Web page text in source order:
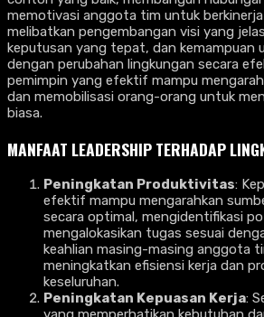
memotivasi anggota tim untuk
melibatkan pengembangan visi yang
keputusan yang tepat, dan kemampuan
dengan perubahan lingkungan secara
pemimpin yang efektif mampu
dan memobilisasi orang-orang untuk
biasa.
MANFAAT LEADERSHIP TERHADAP
Peningkatan Produktivitas:
efektif mampu mengarahkan
secara optimal, mengidentifikasi
mengalokasikan tugas sesuai
keahlian masing-masing anggota
meningkatkan efisiensi kerja dan
keseluruhan.
Peningkatan Kepuasan Kerja: